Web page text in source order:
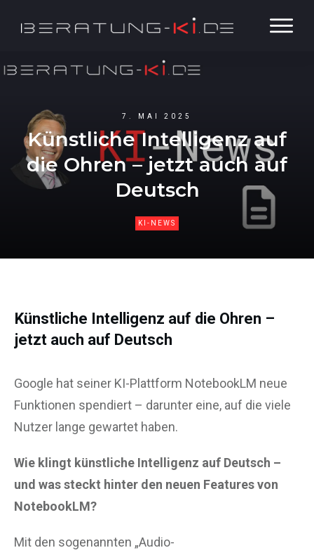
7. MAI 2025
Künstliche Intelligenz auf
die Ohren – jetzt auch auf
Deutsch
KI-NEWS
Künstliche Intelligenz auf die Ohren –
jetzt auch auf Deutsch
Google hat seiner KI-Plattform NotebookLM neue
Funktionen spendiert – darunter eine, auf die viele
Nutzer lange gewartet haben.
Wie klingt künstliche Intelligenz auf Deutsch –
und was steckt hinter den neuen Features von
NotebookLM?
Mit den sogenannten „Audio-